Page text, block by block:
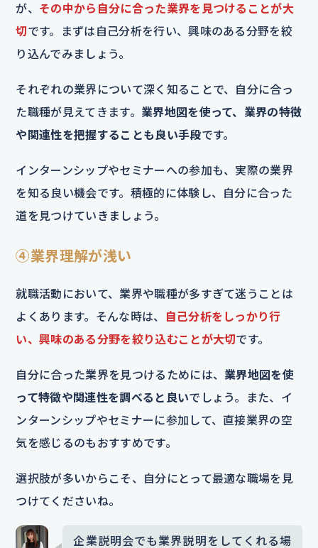
が、 その中から自分に合った業界を見つけることが大
切です。まずは自己分析を行い、興味のある分野を絞
り込んでみましょう。
それぞれの業界について深く知ることで、自分に合っ
た職種が見えてきます。 業界地図を使って、業界の特徴
や関連性を把握することも良い手段です。
インターンシップやセミナーへの参加も、実際の業界
を知る良い機会です。積極的に体験し、自分に合った
道を見つけていきましょう。
④業界理解が浅い
就職活動において、業界や職種が多すぎて迷うことは
よくあります。そんな時は、
自己分析をしっかり行
い、興味のある分野を絞り込むことが大切です。
自分に合った業界を見つけるためには、 業界地図を使
って特徴や関連性を調べると良いでしょう。また、イ
ンターンシップやセミナーに参加して、直接業界の空
気を感じるのもおすすめです。
選択肢が多いからこそ、自分にとって最適な職場を見
つけてくださいね。
企業説明会でも業界説明をしてくれる場